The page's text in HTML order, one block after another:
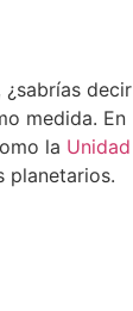
decir
medida. En
la Unidad
planetarios.